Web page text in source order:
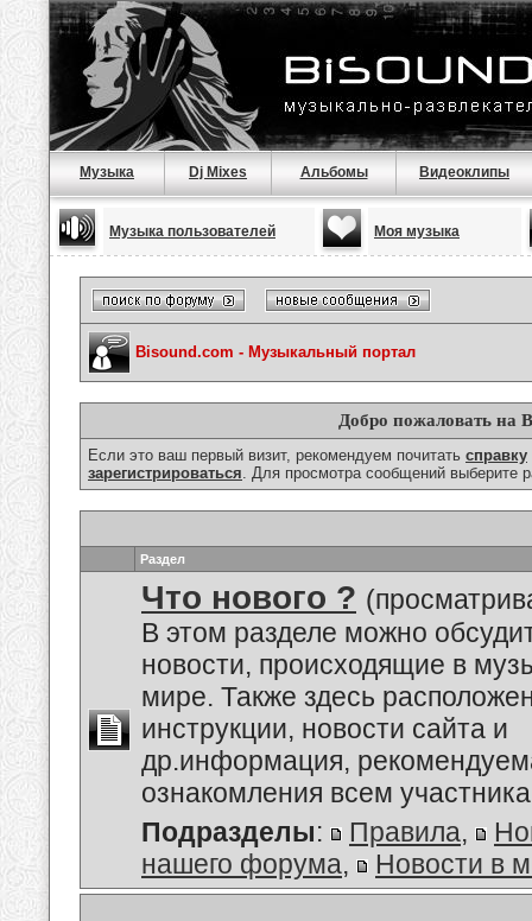
Музыка Dj Mixes Альбомы Видеоклипы
Музыка пользователей Моя музыка
Bisound.com - Музыкальный портал
Добро пожаловать на
Если это ваш первый визит, рекомендуем почитать справку
зарегистрироваться. Для просмотра сообщений выберите
Раздел
Что нового ?
В этом разделе можно
новости, происходящие в
мире. Также здесь
инструкции, новости сайта и
др.информация,
ознакомления всем
Подразделы: Правила,
нашего форума, Новости в